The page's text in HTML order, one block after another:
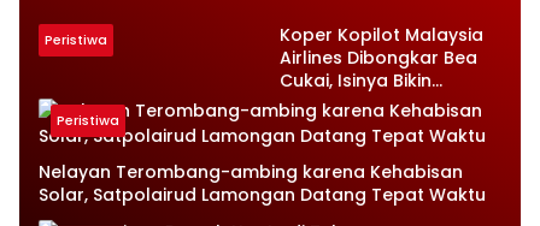
Peristiwa
Koper Kopilot Malaysia
Airlines Dibongkar Bea
Cukai, Isinya Bikin
Petugas Terkejut
Peristiwa
Nelayan Terombang-ambing karena Kehabisan
Solar, Satpolairud Lamongan Datang Tepat Waktu